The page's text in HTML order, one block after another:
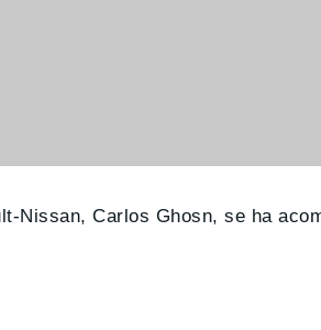
Nissan, Carlos Ghosn, se ha